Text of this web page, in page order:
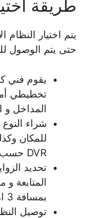
طريقة
يتم اختيار
حتى يتم الوصول
يقوم فني
تخطيطي
المداخل و
شراء
للمكان
DVR حسب الحاجة.
تحديد
المتابعة
بمسافة 3 امتار.
توصيل